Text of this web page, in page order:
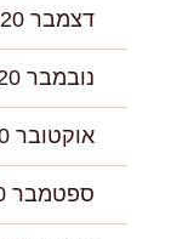
דצמבר 2020
נובמבר 2020
אוקטובר 2020
ספטמבר 2020